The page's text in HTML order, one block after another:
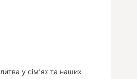
у сім’ях та наших